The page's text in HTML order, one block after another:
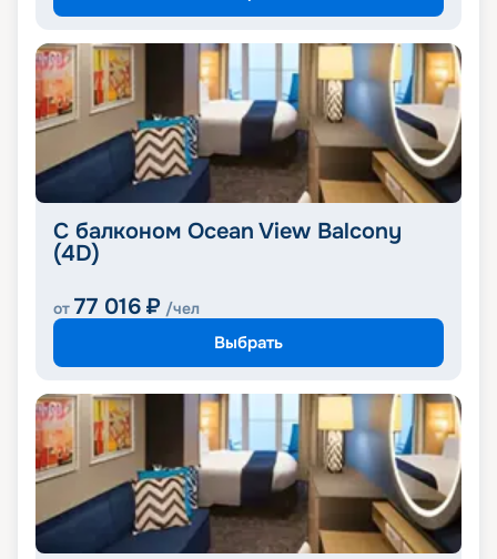
С балконом Ocean View Balcony
(4D)
от 77 016 ₽ /чел
Выбрать